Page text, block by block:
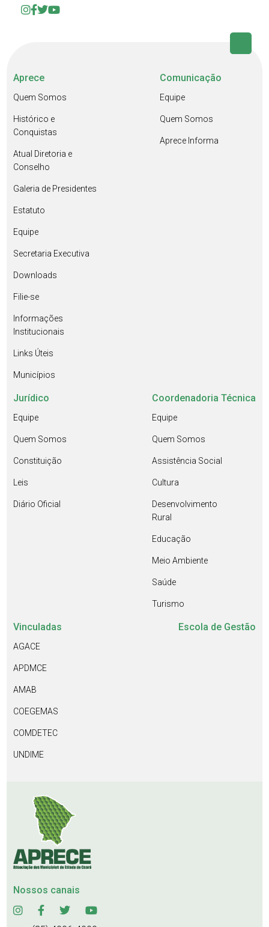
Aprece
Quem Somos
Histórico e
Conquistas
Atual Diretoria e
Conselho
Galeria de Presidentes
Estatuto
Equipe
Secretaria Executiva
Downloads
Filie-se
Informações
Institucionais
Links Úteis
Municípios
Comunicação
Equipe
Quem Somos
Aprece Informa
Jurídico
Equipe
Quem Somos
Constituição
Leis
Diário Oficial
Coordenadoria Técnica
Equipe
Quem Somos
Assistência Social
Cultura
Desenvolvimento
Rural
Educação
Meio Ambiente
Saúde
Turismo
Vinculadas
AGACE
APDMCE
AMAB
COEGEMAS
COMDETEC
UNDIME
Escola de Gestão
Nossos canais